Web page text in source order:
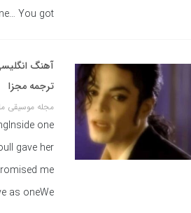
You got
ترجمه مجزا
مجله موسیقی
one
gave her
me
as oneWe